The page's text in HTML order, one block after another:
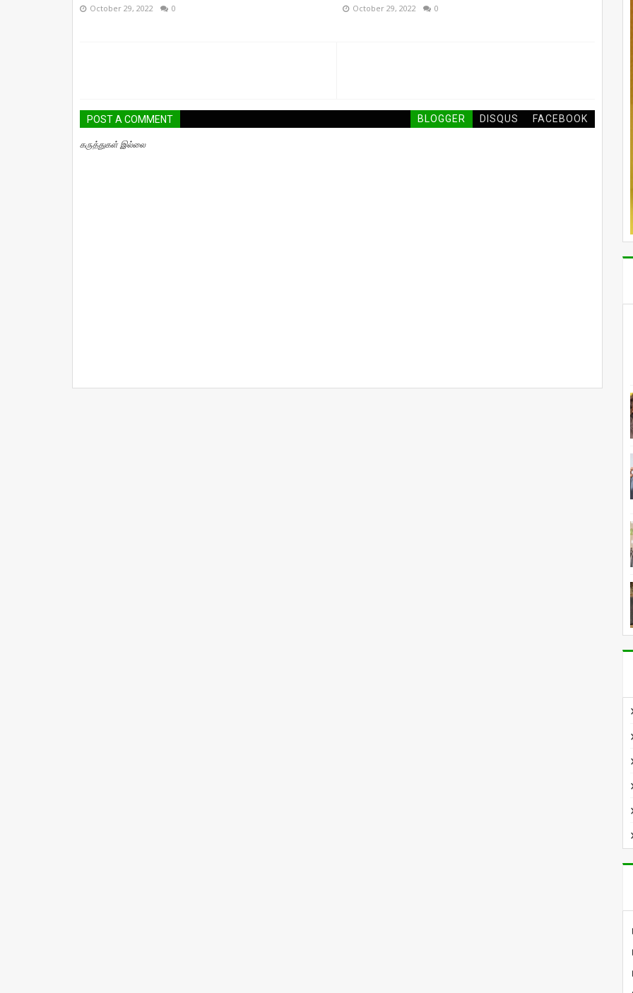
October 29, 2022 0 October 29, 2022 0
POST A COMMENT BLOGGER DISQUS FACEBOOK
கருத்துகள் இல்லை